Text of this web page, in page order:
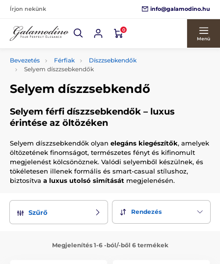
Írjon nekünk info@galamodino.hu
0
Menü
Bevezetés Férfiak
Díszzsebkendők
Selyem díszzsebkendők
Selyem díszzsebkendő
Selyem férfi díszzsebkendők – luxus
érintése az öltözéken
Selyem díszzsebkendők olyan elegáns kiegészítők, amelyek
öltözetének finomságot, természetes fényt és kifinomult
megjelenést kölcsönöznek. Valódi selyemből készülnek, és
tökéletesen illenek formális és smart-casual stílushoz,
biztosítva a luxus utolsó simítását megjelenésén.
Szűrő Rendezés
Megjelenítés 1-6 -ból/-ből 6 termékek